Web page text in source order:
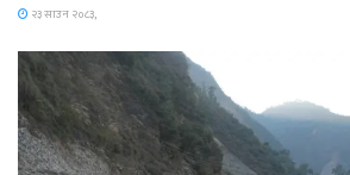
२३ साउन २०८३,